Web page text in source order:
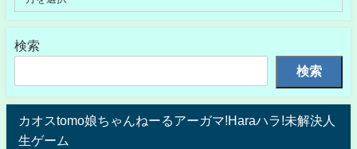
検索
検索
カオスtomo娘ちゃんねーるアーガマ!Haraハラ!未解決人
生ゲーム